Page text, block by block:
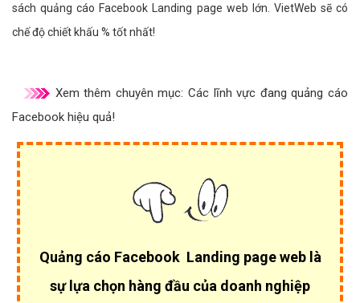
sách quảng cáo Facebook Landing page web lớn. VietWeb sẽ có
chế độ chiết khấu % tốt nhất!
Xem thêm chuyên mục: Các lĩnh vực đang quảng cáo
Facebook hiệu quả!
Quảng cáo Facebook Landing page web là
sự lựa chọn hàng đầu của doanh nghiệp